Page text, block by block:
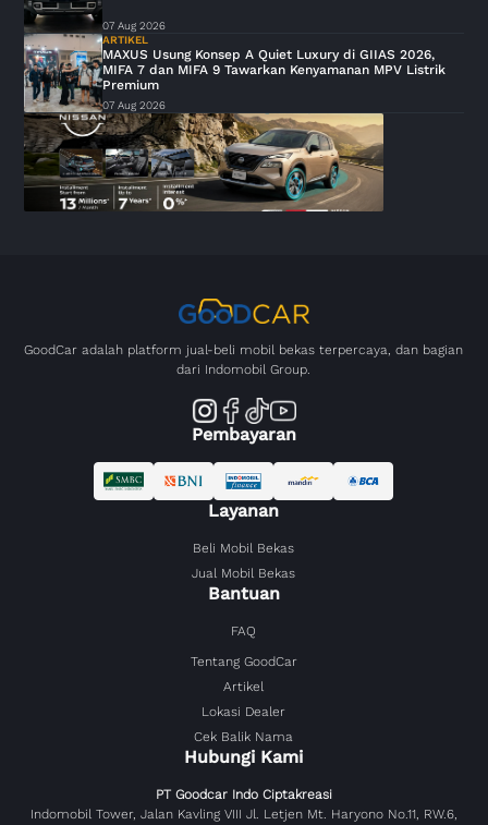
07 Aug 2026
ARTIKEL
MAXUS Usung Konsep A Quiet Luxury di GIIAS 2026,
MIFA 7 dan MIFA 9 Tawarkan Kenyamanan MPV Listrik
Premium
07 Aug 2026
GoodCar adalah platform jual-beli mobil bekas terpercaya, dan bagian
dari Indomobil Group.
Pembayaran
Layanan
Beli Mobil Bekas
Jual Mobil Bekas
Bantuan
FAQ
Tentang GoodCar
Artikel
Lokasi Dealer
Cek Balik Nama
Hubungi Kami
PT Goodcar Indo Ciptakreasi
Indomobil Tower, Jalan Kavling VIII Jl. Letjen Mt. Haryono No.11, RW.6,